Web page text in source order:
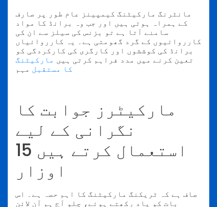
مانٹرنگ مارکیٹنگ کیمپینز عام طور پر صارف
کے ہمراہ ہوتی ہیں اور جب وہ برانڈ کا مواد
سامنے آتا ہے تو بزنس کی سیلز سے ان کی
کارروائیوں کے گرد گھومتی ہے۔ یہ کارروائیاں
برانڈ کی کوششوں اور کارگری کی کارکردگی کو
تعین کرنے میں مدد فراہم کرتی ہیں مارکیٹنگ
کا مستقبل مہم
مارکیٹرز جوابت کا
نگرانی کے لیے
استعمال کرتے ہیں 15
اوزار
صاف ہے کہ ٹریکنگ مارکیٹنگ کا اہم حصہ ہے۔ اس
بات کو یاد رکھتے ہوئے، چلو آج ہم آن لائن